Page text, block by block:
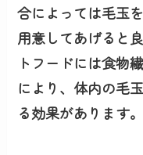
合によっては毛玉
用意してあげると
トフードには食物
により、体内の毛
る効果があります。